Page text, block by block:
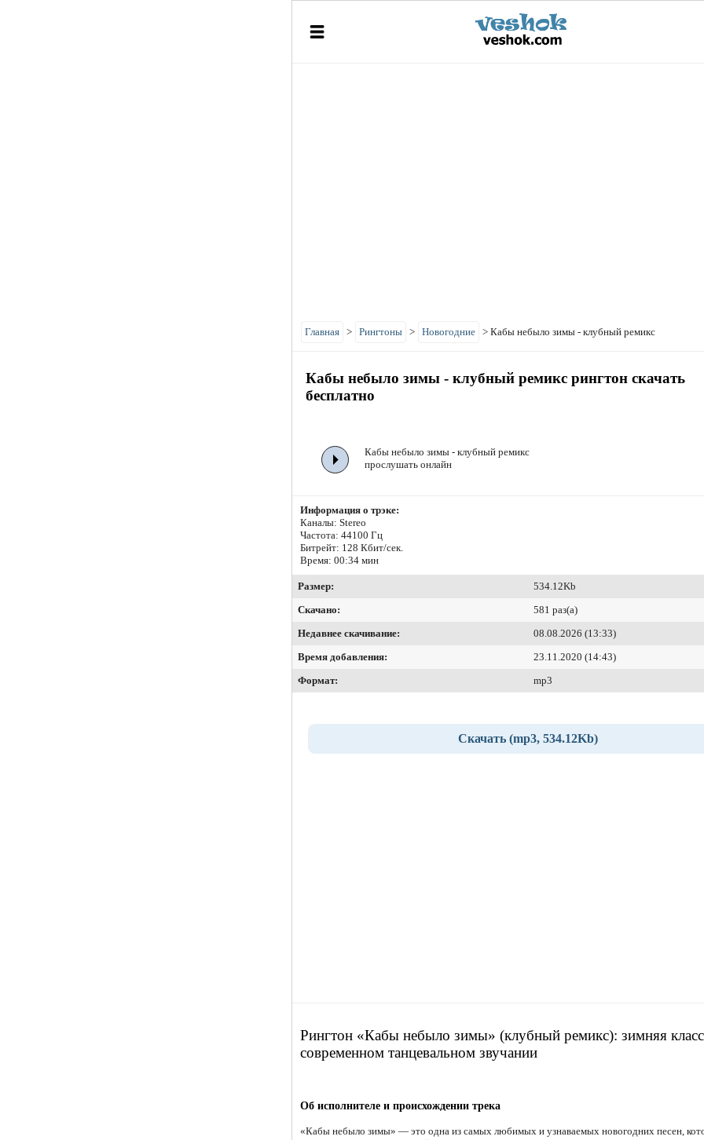
Главная > Рингтоны > Новогодние > Кабы небыло зимы - клубный ремикс
Кабы небыло зимы - клубный ремикс рингтон скачать
бесплатно
Кабы небыло зимы - клубный ремикс
прослушать онлайн
Информация о трэке:
Каналы: Stereo
Частота: 44100 Гц
Битрейт: 128 Кбит/сек.
Время: 00:34 мин
Размер:
534.12Kb
Скачано:
581 раз(а)
Недавнее скачивание:
08.08.2026 (13:33)
Время добавления:
23.11.2020 (14:43)
Формат:
mp3
Скачать (mp3, 534.12Kb)
Рингтон «Кабы небыло зимы» (клубный ремикс): зимняя
современном танцевальном звучании
Об исполнителе и происхождении трека
«Кабы небыло зимы» — это одна из самых любимых и узнаваемых новогодних песен,